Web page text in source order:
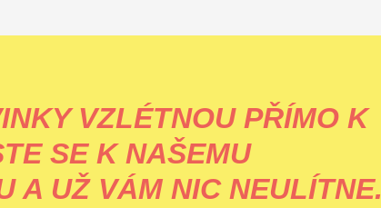
VZLÉTNOU PŘÍMO K
SE K NAŠEMU
A UŽ VÁM NIC NEULÍTNE.